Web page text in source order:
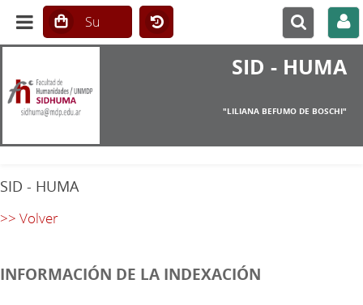
SID - HUMA
"LILIANA BEFUMO DE BOSCHI"
SID - HUMA
>> Volver
INFORMACIÓN DE LA INDEXACIÓN